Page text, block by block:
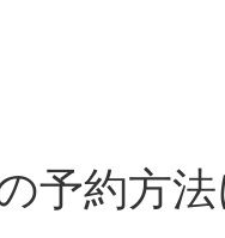
予約方